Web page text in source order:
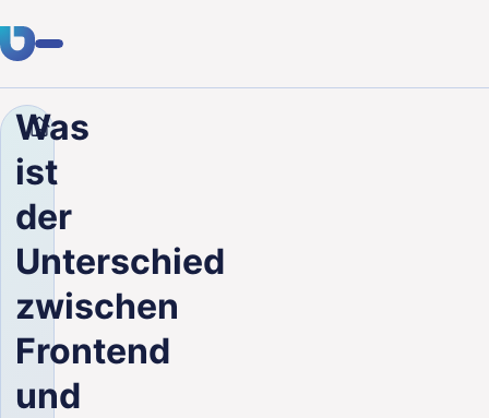
Fachwissen
Kunden
Branchen
Über uns
Karriere
Unternehmen
Was
ist
der
Unterschied
zwischen
Frontend
und